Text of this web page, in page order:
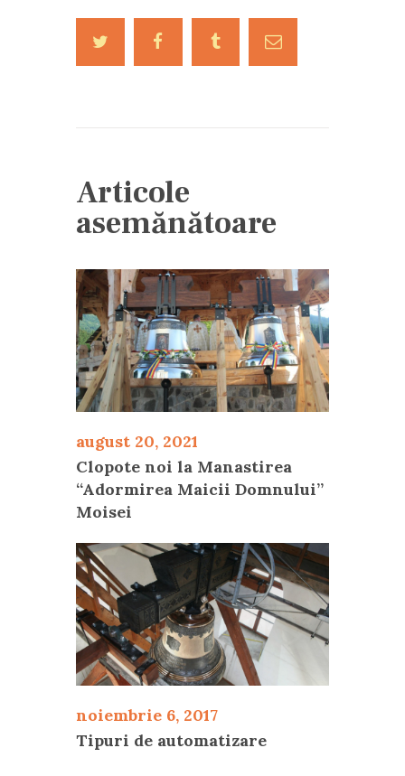
Articole
asemănătoare
august 20, 2021
Clopote noi la Manastirea
“Adormirea Maicii Domnului”
Moisei
noiembrie 6, 2017
Tipuri de automatizare